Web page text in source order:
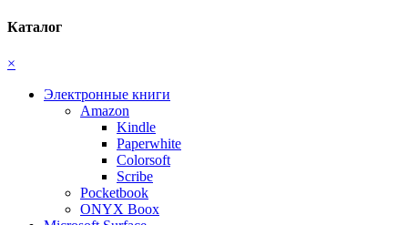
Каталог
×
Электронные книги
Amazon
Kindle
Paperwhite
Colorsoft
Scribe
Pocketbook
ONYX Boox